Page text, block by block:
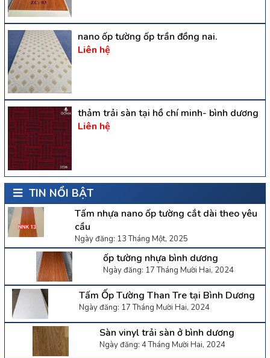
nano ốp tường ốp trần đồng nai.
Liên hệ
thảm trải sàn tại hồ chí minh- bình dương
Liên hệ
TIN NỔI BẬT
Tấm nhựa nano ốp tường cắt dài theo yêu
cầu
Ngày đăng: 13 Tháng Một, 2025
ốp tường nhựa bình dương
Ngày đăng: 17 Tháng Mười Hai, 2024
Tấm Ốp Tường Than Tre tại Bình Dương
Ngày đăng: 17 Tháng Mười Hai, 2024
Sàn vinyl trải sàn ở bình dương
Ngày đăng: 4 Tháng Mười Hai, 2024